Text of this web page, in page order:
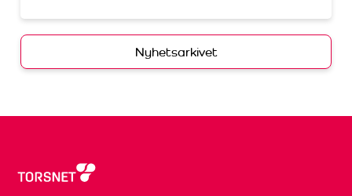
Nyhetsarkivet